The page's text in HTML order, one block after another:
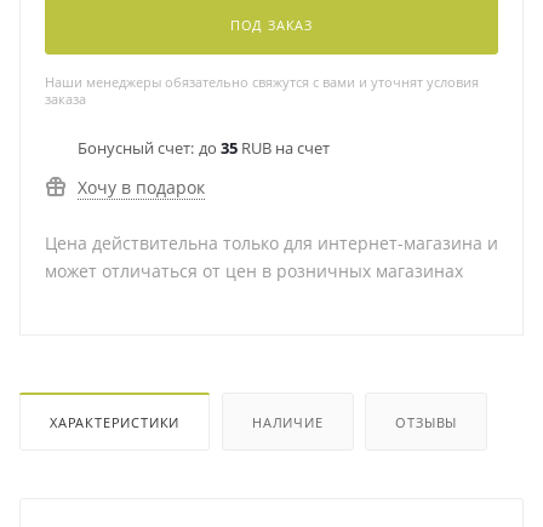
ПОД ЗАКАЗ
Наши менеджеры обязательно свяжутся с вами и уточнят условия
заказа
Бонусный счет: до 35 RUB на счет
Хочу в подарок
Цена действительна только для интернет-магазина и
может отличаться от цен в розничных магазинах
ХАРАКТЕРИСТИКИ НАЛИЧИЕ ОТЗЫВЫ